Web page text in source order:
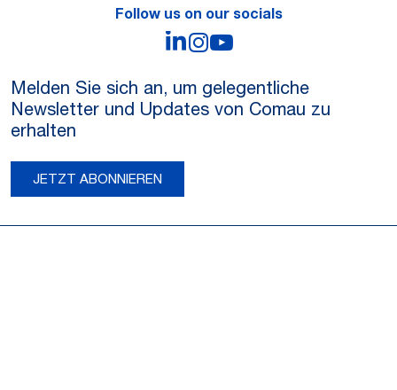
Follow us on our socials
LinkedIn
Instagram
Melden Sie sich an, um gelegentliche
Newsletter und Updates von Comau zu
erhalten
JETZT ABONNIEREN